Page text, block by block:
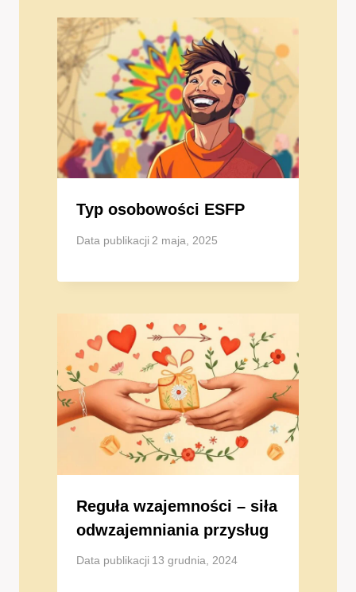
Typ osobowości ESFP
Data publikacji 2 maja, 2025
Reguła wzajemności – siła
odwzajemniania przysług
Data publikacji 13 grudnia, 2024